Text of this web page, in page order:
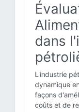
dans
L'industrie
dynamique
façons
coûts et de